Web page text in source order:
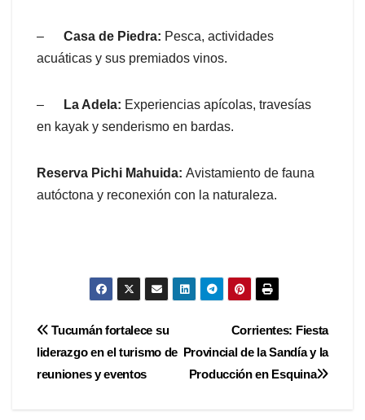
– Casa de Piedra: Pesca, actividades
acuáticas y sus premiados vinos.
– La Adela: Experiencias apícolas, travesías
en kayak y senderismo en bardas.
Reserva Pichi Mahuida: Avistamiento de fauna
autóctona y reconexión con la naturaleza.
Navegación
de
Corrientes: Fiesta
Provincial de la Sandía y la
Producción en Esquina
Tucumán fortalece su
liderazgo en el turismo de
reuniones y eventos